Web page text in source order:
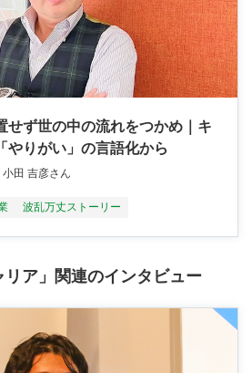
せず世の中の流れをつかめ｜キ
やりがい」の言語化から
田 吉彦さん
波乱万丈ストーリー
リア」関連のインタビュー